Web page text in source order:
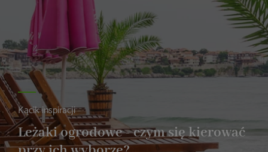
Kącik inspiracji
Leżaki ogrodowe - czym się kierować